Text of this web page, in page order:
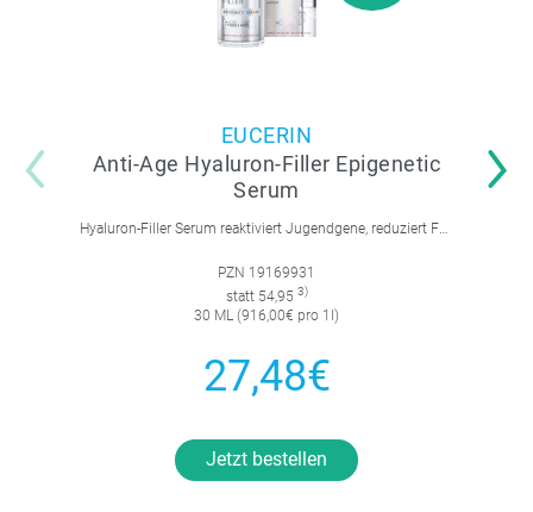
EUCERIN
Anti-Age Hyaluron-Filler Epigenetic
Serum
Hyaluron-Filler Serum reaktiviert Jugendgene, reduziert Falten und feine Linien, spendet intensive Feuchtigkeit und strafft die Gesichtskonturen.
PZN 19169931
statt 54,95 3)
30 ML (916,00€ pro 1l)
27,48€
Jetzt bestellen